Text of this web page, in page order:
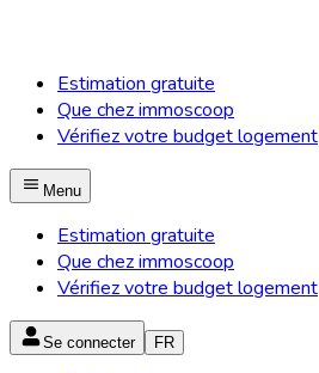
Estimation gratuite
Que chez immoscoop
Vérifiez votre budget logement
Menu
Estimation gratuite
Que chez immoscoop
Vérifiez votre budget logement
Se connecter FR